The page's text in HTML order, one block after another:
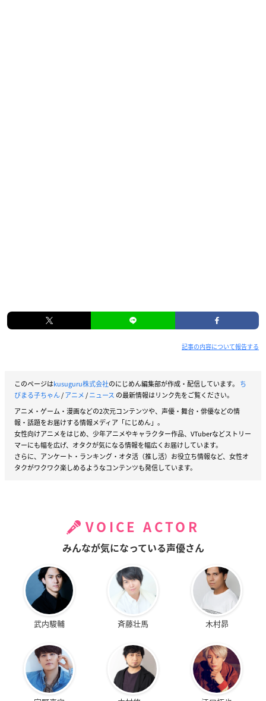
記事の内容について報告する
このページはkusuguru株式会社のにじめん編集部が作成・配信しています。 ち
びまる子ちゃん/アニメ/ニュース の最新情報はリンク先をご覧ください。
アニメ・ゲーム・漫画などの2次元コンテンツや、声優・舞台・俳優などの情
報・話題をお届けする情報メディア「にじめん」。
女性向けアニメをはじめ、少年アニメやキャラクター作品、VTuberなどストリー
マーにも幅を広げ、オタクが気になる情報を幅広くお届けしています。
さらに、アンケート・ランキング・オタ活（推し活）お役立ち情報など、女性オ
タクがワクワク楽しめるようなコンテンツも発信しています。
VOICE ACTOR
みんなが気になっている声優さん
武内駿輔 斉藤壮馬 木村昴